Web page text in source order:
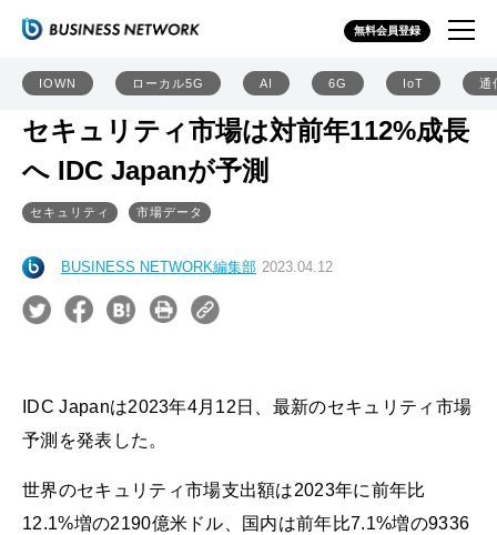
無料会員登録
IOWN ローカル5G AI 6G IoT 通
セキュリティ市場は対前年112%成長
へ IDC Japanが予測
セキュリティ 市場データ
BUSINESS NETWORK編集部 2023.04.12
IDC Japanは2023年4月12日、最新のセキュリティ市場
予測を発表した。
世界のセキュリティ市場支出額は2023年に前年比
12.1%増の2190億米ドル、国内は前年比7.1%増の9336